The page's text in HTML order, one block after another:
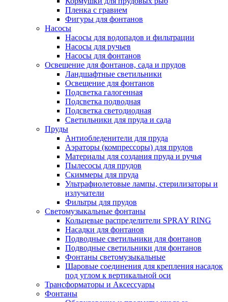
Пленка с гравием
Фигуры для фонтанов
Насосы
Насосы для водопадов и фильтрации
Насосы для ручьев
Насосы для фонтанов
Освещение для фонтанов, сада и прудов
Ландшафтные светильники
Освещение для фонтанов
Подсветка галогенная
Подсветка подводная
Подсветка светодиодная
Светильники для пруда и сада
Пруды
Антиобледенители для пруда
Аэраторы (компрессоры) для прудов
Материалы для создания пруда и ручья
Пылесосы для прудов
Скиммеры для пруда
Ультрафиолетовые лампы, стерилизаторы и
излучатели
Фильтры для прудов
Светомузыкальные фонтаны
Кольцевые распределители SPRAY RING
Насадки для фонтанов
Подводные светильники для фонтанов
Подводные светильники для фонтанов
Фонтаны светомузыкальные
Шаровые соединения для крепления насадок
под углом к вертикальной оси
Трансформаторы и Аксессуары
Фонтаны